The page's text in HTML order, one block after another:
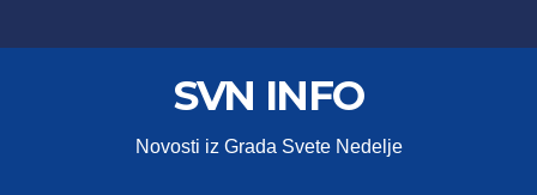
to
SVN INFO
Novosti iz Grada Svete Nedelje